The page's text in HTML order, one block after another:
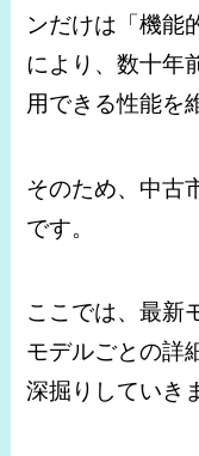
ンだけは「機能
により、数十年
用できる性能を
そのため、中古
です。
ここでは、最新
モデルごとの詳
深掘りしていき